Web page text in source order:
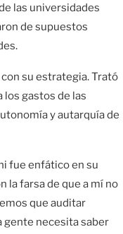
las universidades
de supuestos
su estrategia. Trató
los gastos de las
y autarquía de
fue enfático en su
la farsa de que a mí no
que auditar
gente necesita saber